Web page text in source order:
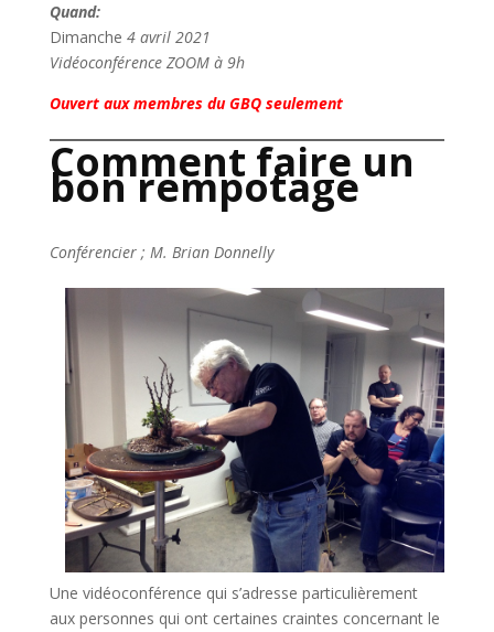
Quand:
Dimanche 4 avril 2021
Vidéoconférence ZOOM à 9h
Ouvert aux membres du GBQ seulement
Comment faire un
bon rempotage
Conférencier ; M. Brian Donnelly
Une vidéoconférence qui s’adresse particulièrement
aux personnes qui ont certaines craintes concernant le